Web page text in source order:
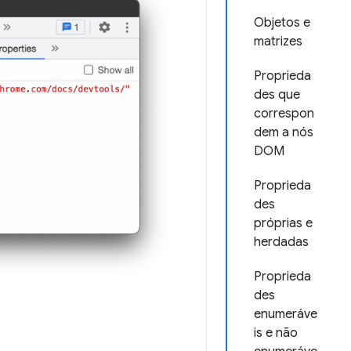
Objetos e
matrizes
Proprieda
des que
correspon
dem a nós
DOM
Proprieda
des
próprias e
herdadas
Proprieda
des
enumeráve
is e não